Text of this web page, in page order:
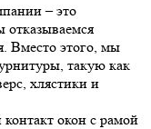
– это
отказываемся
Вместо этого, мы
такую как
хлястики и
окон с рамой